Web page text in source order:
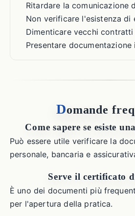
Ritardare la comunicazione
Non verificare l'esistenza di
Dimenticare vecchi
Presentare documentazione
Domande
Come sapere se esiste
Può essere utile verificare la
personale, bancaria e
Serve il certificato
È uno dei documenti più
per l'apertura della pratica.